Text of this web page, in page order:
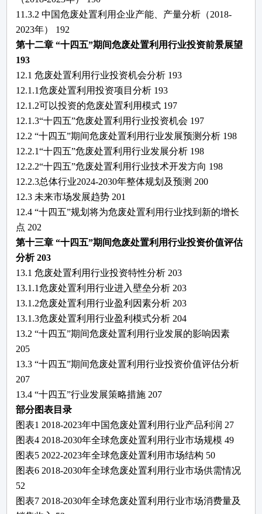
11.3.2 中国危废处置利用企业产能、产量分析（2018-
2023年）
192
第十二章 “十四五”期间危废处置利用行业投资前景展望
193
12.1危废处置利用行业投资机会分析 193
12.1.1危废处置利用投资项目分析 193
12.1.2可以投资的危废处置利用模式 197
12.1.3“十四五”危废处置利用行业投资机会 197
12.2 “十四五”期间危废处置利用行业发展预测分析 198
12.2.1“十四五”危废处置利用行业发展分析 198
12.2.2“十四五”危废处置利用行业技术开发方向 198
12.2.3总体行业2024-2030年整体规划及预测 200
12.3 未来市场发展趋势 201
12.4 “十四五”规划将为危废处置利用行业找到新的增长
点 202
第十三章 “十四五”期间危废处置利用行业投资价值评估
分析 203
13.1危废处置利用行业投资特性分析 203
13.1.1危废处置利用行业进入壁垒分析 203
13.1.2危废处置利用行业盈利因素分析 203
13.1.3危废处置利用行业盈利模式分析 204
13.2 “十四五”期间危废处置利用行业发展的影响因素
205
13.3 “十四五”期间危废处置利用行业投资价值评估分析
207
13.4 “十四五”行业发展策略措施 207
部分图表目录
图表1 2018-2023年中国危废处置利用行业产品利润 27
图表4 2018-2030年全球危废处置利用行业市场规模 49
图表5 2022-2023年全球危废处置利用市场结构 50
图表6 2018-2030年全球危废处置利用行业市场供需情况
52
图表7 2018-2030年全球危废处置利用行业市场消费量及